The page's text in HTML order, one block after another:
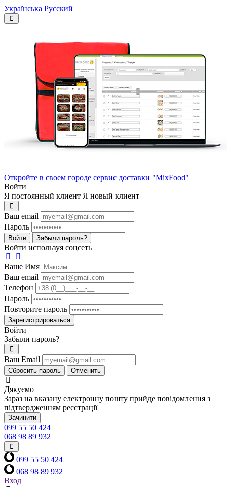
Українська Русский
Откройте в своем городе сервис доставки "MixFood"
Войти
Я постоянный клиент Я новый клиент
Ваш email
Пароль
Войти Забыли пароль?
Войти используя соцсеть
Ваше Имя
Ваш email
Телефон
Пароль
Повторите пароль
Зарегистрироваться
Войти
Забыли пароль?
Ваш Email
Сбросить пароль Отменить
Дякуємо
Зараз на вказану електронну пошту прийде повідомлення з
підтвердженням реєстрації
Зачинити
099 55 50 424
068 98 89 932
099 55 50 424
068 98 89 932
Вход